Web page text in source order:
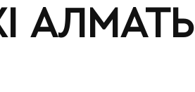
АЛМАТЫ